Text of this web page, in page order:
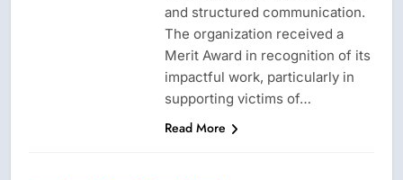
and structured communication.
The organization received a
Merit Award in recognition of its
impactful work, particularly in
supporting victims of…
Read More